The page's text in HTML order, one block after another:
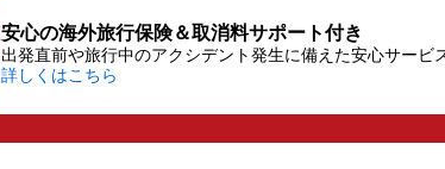
安心の海外旅行保険＆取消料サポート付き
出発直前や旅行中のアクシデント発生に備えた安心サービ
詳しくはこちら